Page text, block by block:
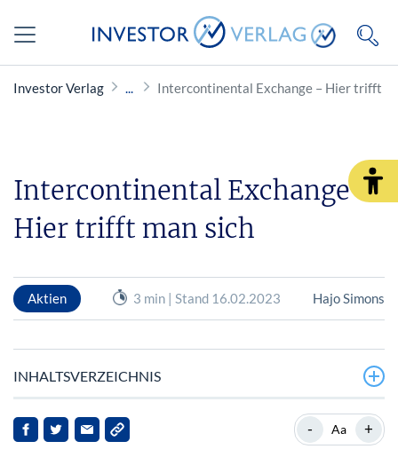
Investor Verlag Intercontinental Exchange – Hier trifft
Intercontinental Exchange –
Hier trifft man sich
Aktien 3 min | Stand 16.02.2023 Hajo Simons
INHALTSVERZEICHNIS
Was macht Intercontinental Exchange?
- Aa +